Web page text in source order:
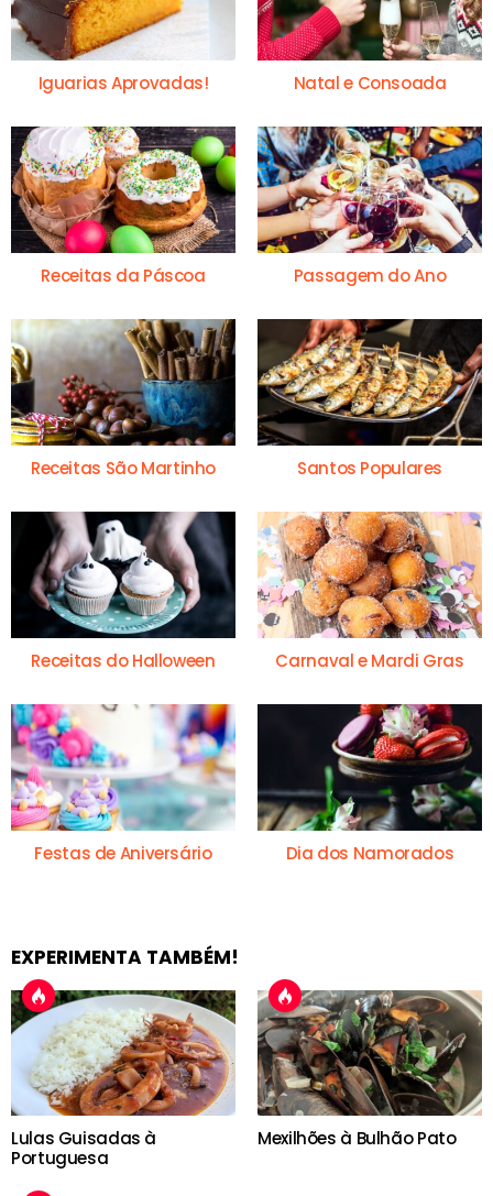
Iguarias Aprovadas! Natal e Consoada
Receitas da Páscoa Passagem do Ano
Receitas São Martinho Santos Populares
Receitas do Halloween Carnaval e Mardi Gras
Festas de Aniversário Dia dos Namorados
EXPERIMENTA TAMBÉM!
Lulas Guisadas à
Portuguesa
Mexilhões à Bulhão Pato